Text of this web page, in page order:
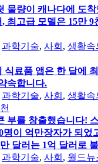
물량이 캐나다에 도
, 최고급 모델은 15만
과학기술,사회 ,생활속
식료품 앱은 한 달에
속합니다.
과학기술,사회 ,생활속
부를 창출했습니다!
명이 억만장자가 되었
달러는 1억 달러로
과학기술,사회 , 월드뉴